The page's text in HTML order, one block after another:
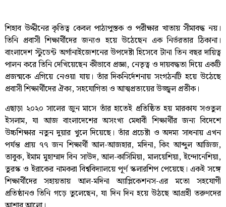
শিহাব উদ্দীনের কৃতিত্ব কেবল পাঠ্যপুস্তক ও পরীক্ষার খাতায় সীমাবদ্ধ নয়।
তিনি প্রবাসী শিক্ষার্থীদের জন্যও হয়ে উঠেছেন এক নির্ভরতার ঠিকানা।
বাংলাদেশ স্টুডেন্ট অর্গানাইজেশনের উপদেষ্টা হিসেবে টানা তিন বছর দায়িত্ব
পালন করে তিনি দেখিয়েছেন কীভাবে প্রজ্ঞা, নেতৃত্ব ও দায়বদ্ধতা দিয়ে একটি
প্রজন্মকে এগিয়ে নেওয়া যায়। তাঁর দিকনির্দেশনায় সংগঠনটি হয়ে উঠেছে
প্রবাসী শিক্ষার্থীদের ঐক্য, সহযোগিতা ও আত্মপ্রত্যয়ের উজ্জ্বল প্রতীক।
এছাড়া ২০২০ সালের জুন মাসে তাঁর হাতেই প্রতিষ্ঠিত হয় মারকায সওতুল
ইসলাম, যা আজ বাংলাদেশের অসংখ্য মেধাবী শিক্ষার্থীর জন্য বিদেশে
উচ্চশিক্ষার নতুন দুয়ার খুলে দিয়েছে। তাঁর প্রচেষ্টা ও অদম্য সাধনায় এখন
পর্যন্ত প্রায় ৭৭ জন শিক্ষার্থী আল-আজহার, মদিনা, কিং আব্দুল আজিজ,
তাবুক, ইমাম মুহাম্মাদ বিন সাউদ, আল-কাসিমিয়া, মালয়েশিয়া, ইন্দোনেশিয়া,
তুরস্ক ও ইরাকের নামকরা বিশ্ববিদ্যালয়ে পূর্ণ স্কলারশিপ পেয়েছে। একই সঙ্গে
শিক্ষার্থীদের সহায়তায় আল-মদিনা অ্যাপ্লিকেশনস-এর মতো সহযোগী
প্রতিষ্ঠানও তিনি গড়ে তুলেছেন, যা দিন দিন হয়ে উঠছে আগ্রহী তরুণদের